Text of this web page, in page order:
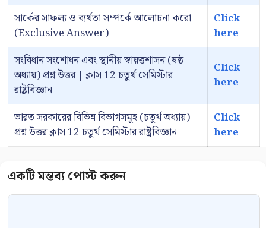
সার্কের সাফল্য ও ব্যর্থতা সম্পর্কে আলোচনা করো
(Exclusive Answer)
Click
here
সংবিধান সংশোধন এবং স্থানীয় স্বায়ত্তশাসন (ষষ্ঠ
অধ্যায়) প্রশ্ন উত্তর | ক্লাস 12 চতুর্থ সেমিস্টার
রাষ্ট্রবিজ্ঞান
Click
here
ভারত সরকারের বিভিন্ন বিভাগসমূহ (চতুর্থ অধ্যায়)
প্রশ্ন উত্তর ক্লাস 12 চতুর্থ সেমিস্টার রাষ্ট্রবিজ্ঞান
Click
here
Comment